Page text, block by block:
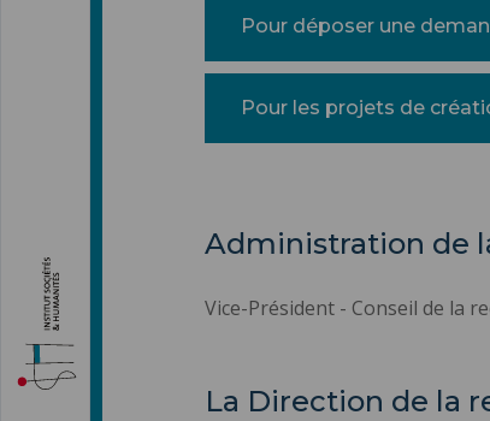
Pour déposer une
Pour les projets de
Administration de
Vice-Président - Conseil de la
La Direction de la